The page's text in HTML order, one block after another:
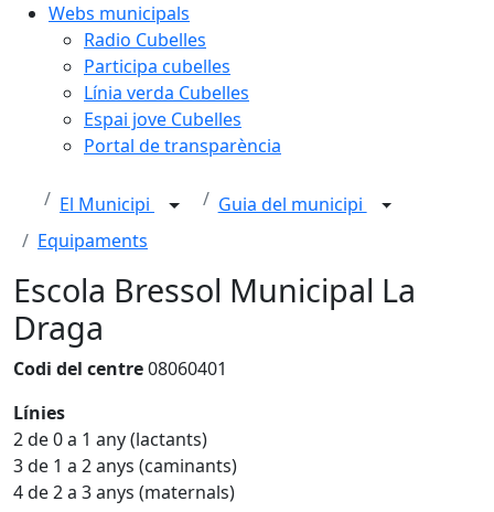
Webs municipals
Radio Cubelles
Participa cubelles
Línia verda Cubelles
Espai jove Cubelles
Portal de transparència
El Municipi
Guia del municipi
Equipaments
Escola Bressol Municipal La
Draga
Codi del centre08060401
Línies
2 de 0 a 1 any (lactants)
3 de 1 a 2 anys (caminants)
4 de 2 a 3 anys (maternals)